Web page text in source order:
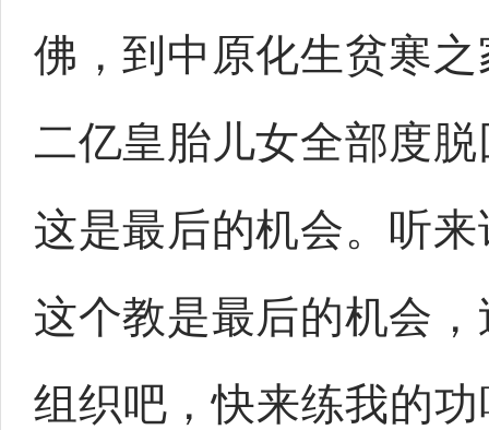
佛，到中原化生贫寒
二亿皇胎儿女全部度
这是最后的机会。听
这个教是最后的机会
组织吧，快来练我的